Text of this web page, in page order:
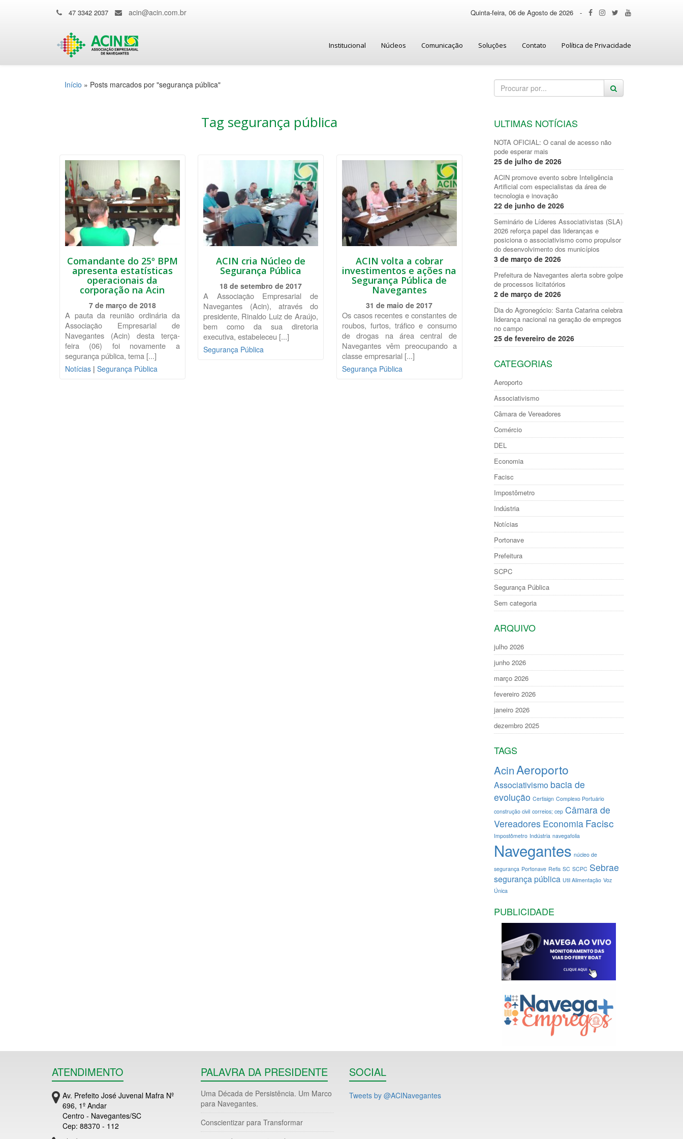
47 3342 2037 acin@acin.com.br Quinta-feira, 06 de Agosto de 2026 -
Institucional Núcleos Comunicação Soluções Contato Política de Privacidade
Início » Posts marcados por "segurança pública"
Tag segurança pública
Comandante do 25º BPM
apresenta estatísticas
operacionais da
corporação na Acin
7 de março de 2018
A pauta da reunião ordinária da
Associação Empresarial de
Navegantes (Acin) desta terça-
feira (06) foi novamente a
segurança pública, tema [...]
Notícias | Segurança Pública
ACIN cria Núcleo de
Segurança Pública
18 de setembro de 2017
A Associação Empresarial de
Navegantes (Acin), através do
presidente, Rinaldo Luiz de Araújo,
bem como da sua diretoria
executiva, estabeleceu [...]
Segurança Pública
ACIN volta a cobrar
investimentos e ações na
Segurança Pública de
Navegantes
31 de maio de 2017
Os casos recentes e constantes de
roubos, furtos, tráfico e consumo
de drogas na área central de
Navegantes vêm preocupando a
classe empresarial [...]
Segurança Pública
ULTIMAS NOTÍCIAS
NOTA OFICIAL: O canal de acesso não
pode esperar mais
25 de julho de 2026
ACIN promove evento sobre Inteligência
Artificial com especialistas da área de
tecnologia e inovação
22 de junho de 2026
Seminário de Líderes Associativistas (SLA)
2026 reforça papel das lideranças e
posiciona o associativismo como propulsor
do desenvolvimento dos municípios
3 de março de 2026
Prefeitura de Navegantes alerta sobre golpe
de processos licitatórios
2 de março de 2026
Dia do Agronegócio: Santa Catarina celebra
liderança nacional na geração de empregos
no campo
25 de fevereiro de 2026
CATEGORIAS
Aeroporto
Associativismo
Câmara de Vereadores
Comércio
DEL
Economia
Facisc
Impostômetro
Indústria
Notícias
Portonave
Prefeitura
SCPC
Segurança Pública
Sem categoria
ARQUIVO
julho 2026
junho 2026
março 2026
fevereiro 2026
janeiro 2026
dezembro 2025
TAGS
AcinAeroporto
Associativismo bacia de
evolução Certisign Complexo Portuário
construção civil correios; cep Câmara de
Vereadores Economia Facisc
Impostômetro Indústria navegafolia
Navegantes núcleo de
segurança Portonave Refis SC SCPC Sebrae
segurança pública Util Alimentação Voz
Única
PUBLICIDADE
ATENDIMENTO
Av. Prefeito José Juvenal Mafra Nº
696, 1º Andar
Centro - Navegantes/SC
Cep: 88370 - 112
PALAVRA DA PRESIDENTE
Uma Década de Persistência. Um Marco
para Navegantes.
Conscientizar para Transformar
SOCIAL
Tweets by @ACINavegantes